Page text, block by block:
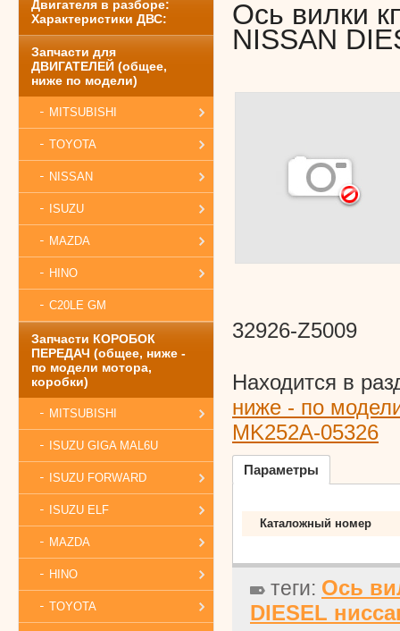
Двигателя в разборе:
Характеристики ДВС:
Запчасти для
ДВИГАТЕЛЕЙ (общее,
ниже по модели)
MITSUBISHI
TOYOTA
NISSAN
ISUZU
MAZDA
HINO
C20LE GM
Запчасти КОРОБОК
ПЕРЕДАЧ (общее, ниже -
по модели мотора,
коробки)
MITSUBISHI
ISUZU GIGA MAL6U
ISUZU FORWARD
ISUZU ELF
MAZDA
HINO
TOYOTA
Ось вилки
NISSAN
32926-Z5009
Находится в
ниже - по
MK252A-05326
Параметры
Каталожный номер
теги: Ось
DIESEL